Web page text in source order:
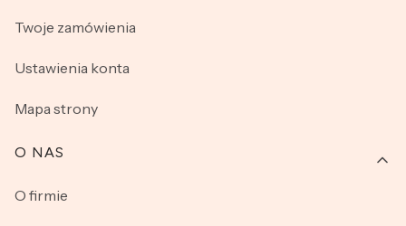
Twoje zamówienia
Ustawienia konta
Mapa strony
O NAS
O firmie